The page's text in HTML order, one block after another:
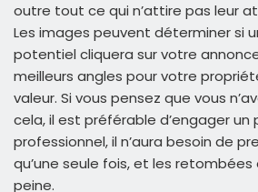
outre tout ce qui n’attire pas leur
Les images peuvent déterminer si
potentiel cliquera sur votre
meilleurs angles pour votre
valeur. Si vous pensez que vous
cela, il est préférable d’engager
professionnel, il n’aura besoin de
qu’une seule fois, et les
peine.